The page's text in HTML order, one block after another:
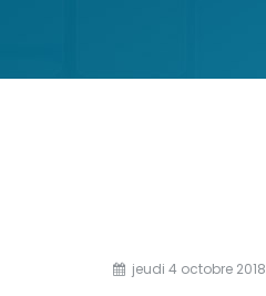
jeudi 4 octobre 2018